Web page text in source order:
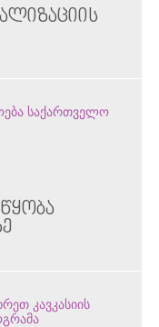
საქართველო
კავკასიის